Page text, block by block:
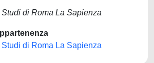
di Roma La Sapienza
di Roma La Sapienza